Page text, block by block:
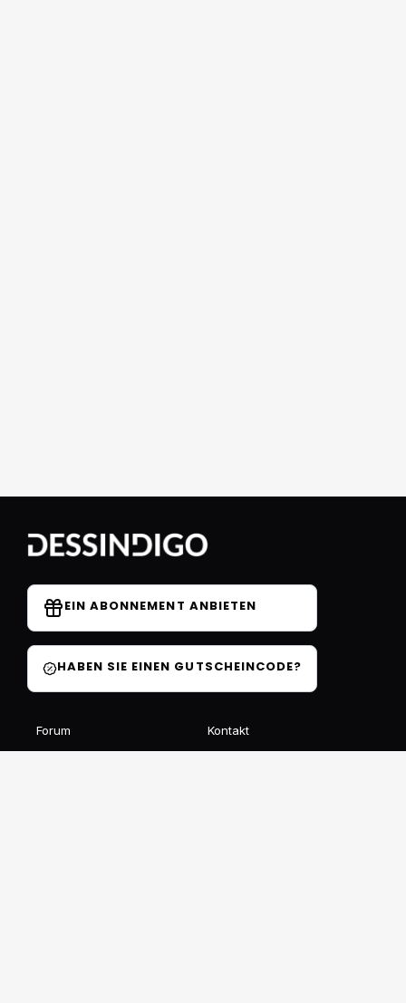
EIN ABONNEMENT ANBIETEN
HABEN SIE EINEN GUTSCHEINCODE?
Forum Kontakt